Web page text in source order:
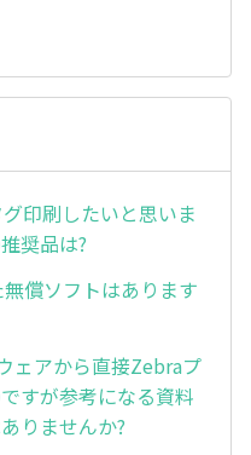
印刷したいと思いま
奨品は?
償ソフトはあります
ェアから直接Zebraプ
すが参考になる資料
りませんか?